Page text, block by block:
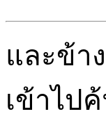
และข้า
เข้าไป